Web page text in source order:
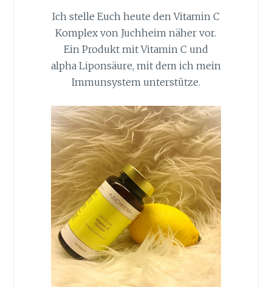
Ich stelle Euch heute den Vitamin C
Komplex von Juchheim näher vor.
Ein Produkt mit Vitamin C und
alpha Liponsäure, mit dem ich mein
Immunsystem unterstütze.